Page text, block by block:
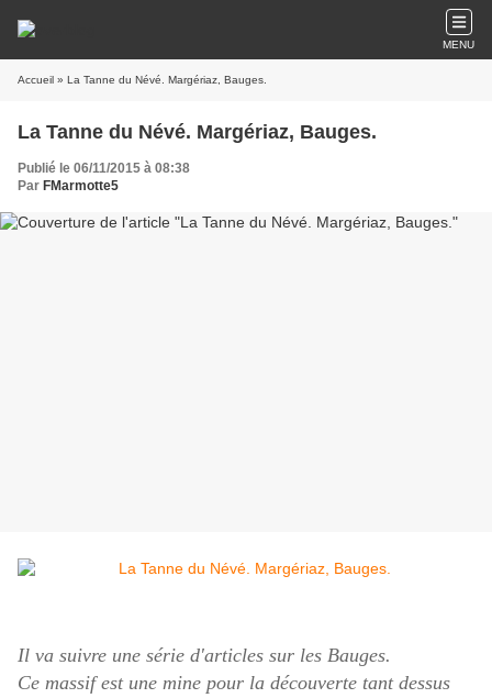
MENU
Accueil » La Tanne du Névé. Margériaz, Bauges.
La Tanne du Névé. Margériaz, Bauges.
Publié le 06/11/2015 à 08:38
Par FMarmotte5
Il va suivre une série d'articles sur les Bauges.
Ce massif est une mine pour la découverte tant dessus